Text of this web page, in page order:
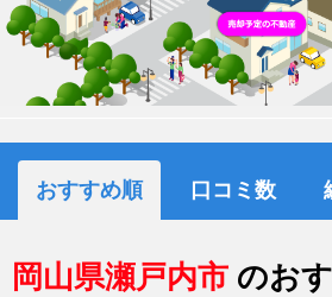
おすすめ順 口コミ数
岡山県瀬戸内市 のお